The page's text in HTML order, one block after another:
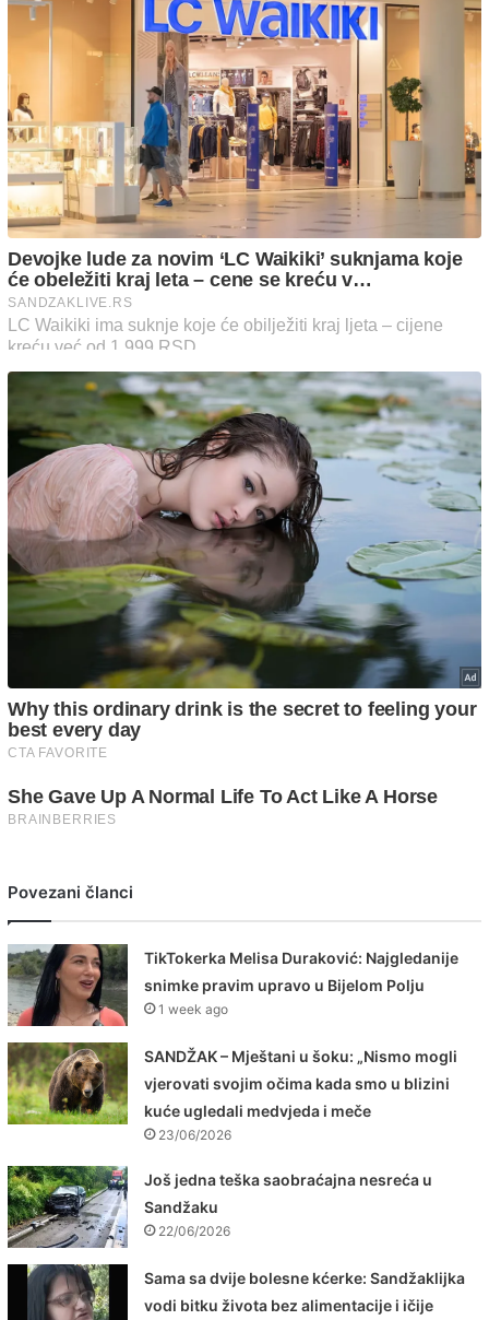
Povezani članci
TikTokerka Melisa Duraković: Najgledanije
snimke pravim upravo u Bijelom Polju
1 week ago
SANDŽAK – Mještani u šoku: „Nismo mogli
vjerovati svojim očima kada smo u blizini
kuće ugledali medvjeda i meče
23/06/2026
Još jedna teška saobraćajna nesreća u
Sandžaku
22/06/2026
Sama sa dvije bolesne kćerke: Sandžaklijka
vodi bitku života bez alimentacije i ičije